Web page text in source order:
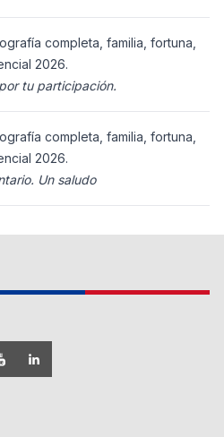
completa, familia, fortuna,
2026.
tu participación.
completa, familia, fortuna,
2026.
Gracias Cecilia por tu comentario. Un saludo